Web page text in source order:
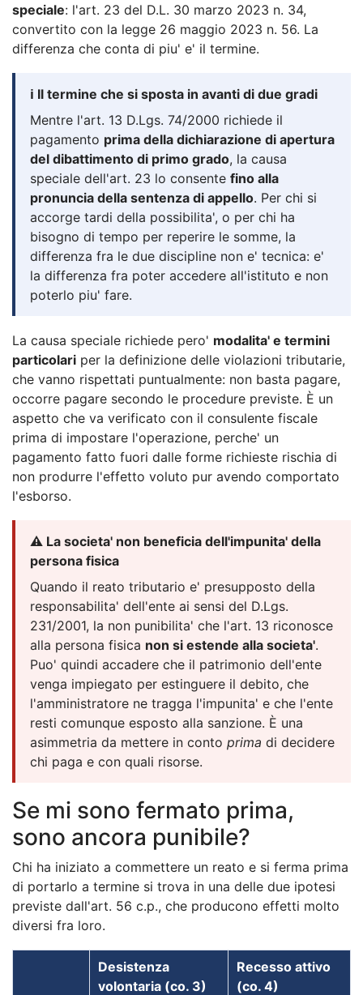
speciale: l'art. 23 del D.L. 30 marzo 2023 n. 34,
convertito con la legge 26 maggio 2023 n. 56. La
differenza che conta di piu' e' il termine.
ℹ️ Il termine che si sposta in avanti di due gradi
Mentre l'art. 13 D.Lgs. 74/2000 richiede il
pagamento prima della dichiarazione di apertura
del dibattimento di primo grado, la causa
speciale dell'art. 23 lo consente fino alla
pronuncia della sentenza di appello. Per chi si
accorge tardi della possibilita', o per chi ha
bisogno di tempo per reperire le somme, la
differenza fra le due discipline non e' tecnica: e'
la differenza fra poter accedere all'istituto e non
poterlo piu' fare.
La causa speciale richiede pero' modalita' e termini
particolari per la definizione delle violazioni tributarie,
che vanno rispettati puntualmente: non basta pagare,
occorre pagare secondo le procedure previste. È un
aspetto che va verificato con il consulente fiscale
prima di impostare l'operazione, perche' un
pagamento fatto fuori dalle forme richieste rischia di
non produrre l'effetto voluto pur avendo comportato
l'esborso.
⚠️ La societa' non beneficia dell'impunita' della
persona fisica
Quando il reato tributario e' presupposto della
responsabilita' dell'ente ai sensi del D.Lgs.
231/2001, la non punibilita' che l'art. 13 riconosce
alla persona fisica non si estende alla societa'.
Puo' quindi accadere che il patrimonio dell'ente
venga impiegato per estinguere il debito, che
l'amministratore ne tragga l'impunita' e che l'ente
resti comunque esposto alla sanzione. È una
asimmetria da mettere in conto prima di decidere
chi paga e con quali risorse.
Se mi sono fermato prima,
sono ancora punibile?
Chi ha iniziato a commettere un reato e si ferma prima
di portarlo a termine si trova in una delle due ipotesi
previste dall'art. 56 c.p., che producono effetti molto
diversi fra loro.
Desistenza
volontaria (co. 3)
Recesso attivo
(co. 4)